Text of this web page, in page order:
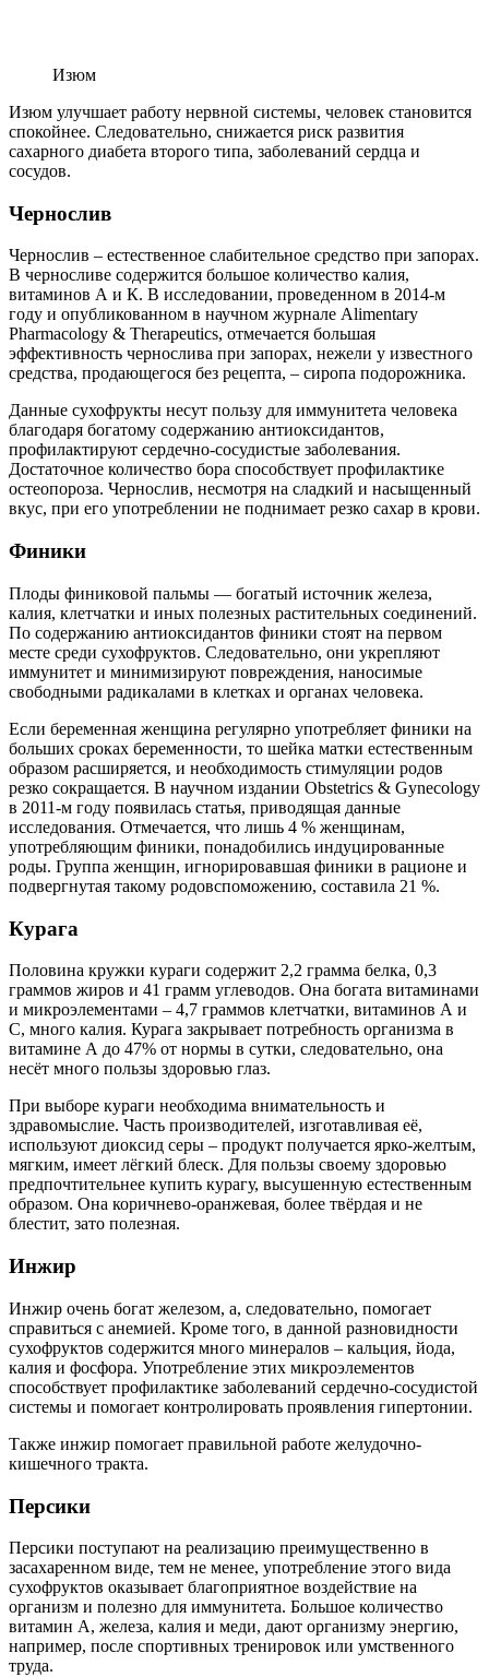
Изюм
Изюм улучшает работу нервной системы, человек становится
спокойнее. Следовательно, снижается риск развития
сахарного диабета второго типа, заболеваний сердца и
сосудов.
Чернослив
Чернослив – естественное слабительное средство при запорах.
В черносливе содержится большое количество калия,
витаминов А и К. В исследовании, проведенном в 2014-м
году и опубликованном в научном журнале Alimentary
Pharmacology & Therapeutics, отмечается большая
эффективность чернослива при запорах, нежели у известного
средства, продающегося без рецепта, – сиропа подорожника.
Данные сухофрукты несут пользу для иммунитета человека
благодаря богатому содержанию антиоксидантов,
профилактируют сердечно-сосудистые заболевания.
Достаточное количество бора способствует профилактике
остеопороза. Чернослив, несмотря на сладкий и насыщенный
вкус, при его употреблении не поднимает резко сахар в крови.
Финики
Плоды финиковой пальмы — богатый источник железа,
калия, клетчатки и иных полезных растительных соединений.
По содержанию антиоксидантов финики стоят на первом
месте среди сухофруктов. Следовательно, они укрепляют
иммунитет и минимизируют повреждения, наносимые
свободными радикалами в клетках и органах человека.
Если беременная женщина регулярно употребляет финики на
больших сроках беременности, то шейка матки естественным
образом расширяется, и необходимость стимуляции родов
резко сокращается. В научном издании Obstetrics & Gynecology
в 2011-м году появилась статья, приводящая данные
исследования. Отмечается, что лишь 4 % женщинам,
употребляющим финики, понадобились индуцированные
роды. Группа женщин, игнорировавшая финики в рационе и
подвергнутая такому родовспоможению, составила 21 %.
Курага
Половина кружки кураги содержит 2,2 грамма белка, 0,3
граммов жиров и 41 грамм углеводов. Она богата витаминами
и микроэлементами – 4,7 граммов клетчатки, витаминов А и
С, много калия. Курага закрывает потребность организма в
витамине А до 47% от нормы в сутки, следовательно, она
несёт много пользы здоровью глаз.
При выборе кураги необходима внимательность и
здравомыслие. Часть производителей, изготавливая её,
используют диоксид серы – продукт получается ярко-желтым,
мягким, имеет лёгкий блеск. Для пользы своему здоровью
предпочтительнее купить курагу, высушенную естественным
образом. Она коричнево-оранжевая, более твёрдая и не
блестит, зато полезная.
Инжир
Инжир очень богат железом, а, следовательно, помогает
справиться с анемией. Кроме того, в данной разновидности
сухофруктов содержится много минералов – кальция, йода,
калия и фосфора. Употребление этих микроэлементов
способствует профилактике заболеваний сердечно-сосудистой
системы и помогает контролировать проявления гипертонии.
Также инжир помогает правильной работе желудочно-
кишечного тракта.
Персики
Персики поступают на реализацию преимущественно в
засахаренном виде, тем не менее, употребление этого вида
сухофруктов оказывает благоприятное воздействие на
организм и полезно для иммунитета. Большое количество
витамин А, железа, калия и меди, дают организму энергию,
например, после спортивных тренировок или умственного
труда.